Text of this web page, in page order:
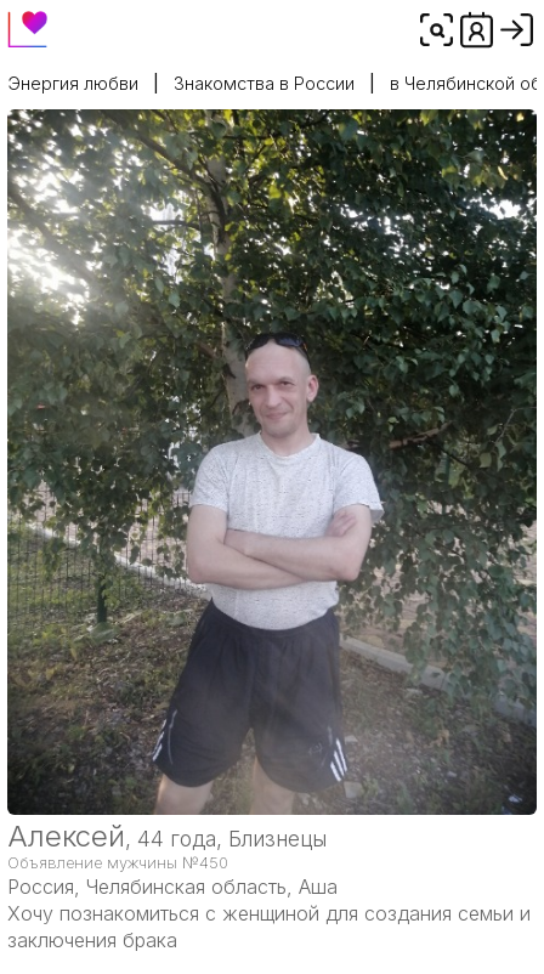
Энергия любви Знакомства в России в Челябинской
Алексей, 44 года, Близнецы
Объявление мужчины №450
Россия, Челябинская область, Аша
Хочу познакомиться с женщиной для создания семьи и
заключения брака